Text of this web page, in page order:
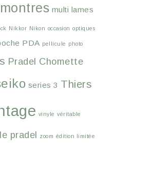
montres multi lames
Nikkor Nikon occasion optiques
PDA pellicule photo
Pradel Chomette
series 3 Thiers
vinyle véritable
pradel zoom édition limitée